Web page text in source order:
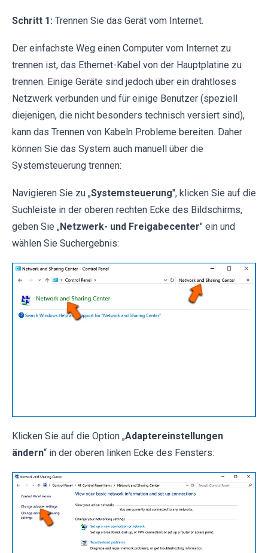
Schritt 1: Trennen Sie das Gerät vom Internet.
Der einfachste Weg einen Computer vom Internet zu
trennen ist, das Ethernet-Kabel von der Hauptplatine zu
trennen. Einige Geräte sind jedoch über ein drahtloses
Netzwerk verbunden und für einige Benutzer (speziell
diejenigen, die nicht besonders technisch versiert sind),
kann das Trennen von Kabeln Probleme bereiten. Daher
können Sie das System auch manuell über die
Systemsteuerung trennen:
Navigieren Sie zu „Systemsteuerung", klicken Sie auf die
Suchleiste in der oberen rechten Ecke des Bildschirms,
geben Sie „Netzwerk- und Freigabecenter" ein und
wählen Sie Suchergebnis:
Klicken Sie auf die Option „Adaptereinstellungen
ändern“ in der oberen linken Ecke des Fensters: